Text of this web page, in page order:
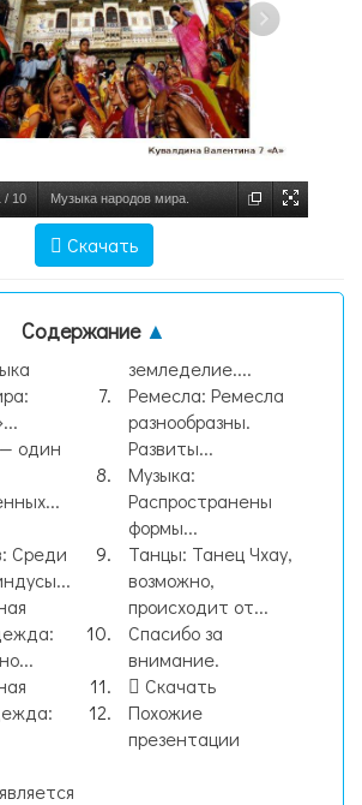
/ 10 Музыка народов мира.
Скачать
Содержание ▲
один
Среди
земледелие....
Ремесла: Ремесла
разнообразны.
Развиты...
Музыка:
Распространены
формы...
Танцы: Танец Чхау,
возможно,
происходит от...
Спасибо за
внимание.
Скачать
Похожие
презентации